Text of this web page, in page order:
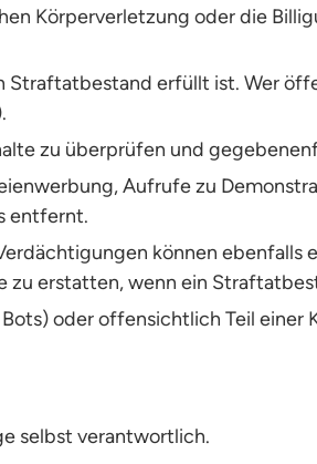
Körperverletzung oder die
Straftatbestand erfüllt ist. Wer
zu überprüfen und
Aufrufe zu
entfernt.
können
zu erstatten, wenn ein
oder offensichtlich Teil
selbst verantwortlich.